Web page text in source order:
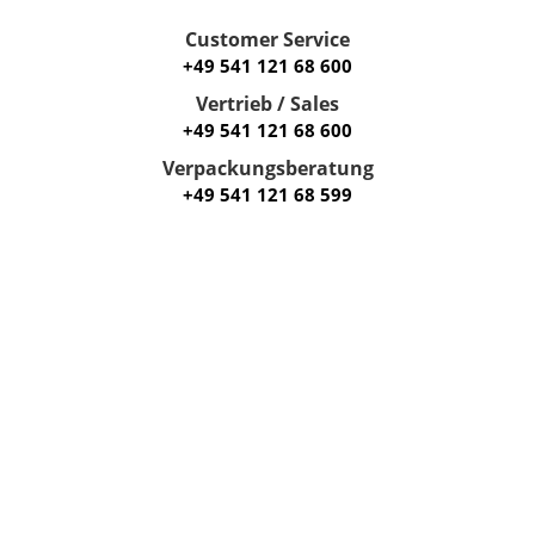
Customer Service
+49 541 121 68 600
Vertrieb / Sales
+49 541 121 68 600
Verpackungsberatung
+49 541 121 68 599